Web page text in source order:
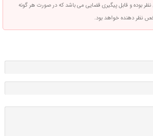
بوده و قابل پیگیری قضایی می باشد که در صورت هر گونه
نظر دهنده خواهد بود.